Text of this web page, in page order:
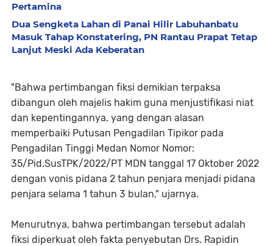
Pertamina
Dua Sengketa Lahan di Panai Hilir Labuhanbatu
Masuk Tahap Konstatering, PN Rantau Prapat Tetap
Lanjut Meski Ada Keberatan
"Bahwa pertimbangan fiksi demikian terpaksa
dibangun oleh majelis hakim guna menjustifikasi niat
dan kepentingannya, yang dengan alasan
memperbaiki Putusan Pengadilan Tipikor pada
Pengadilan Tinggi Medan Nomor Nomor:
35/Pid.SusTPK/2022/PT MDN tanggal 17 Oktober 2022
dengan vonis pidana 2 tahun penjara menjadi pidana
penjara selama 1 tahun 3 bulan," ujarnya.
Menurutnya, bahwa pertimbangan tersebut adalah
fiksi diperkuat oleh fakta penyebutan Drs. Rapidin